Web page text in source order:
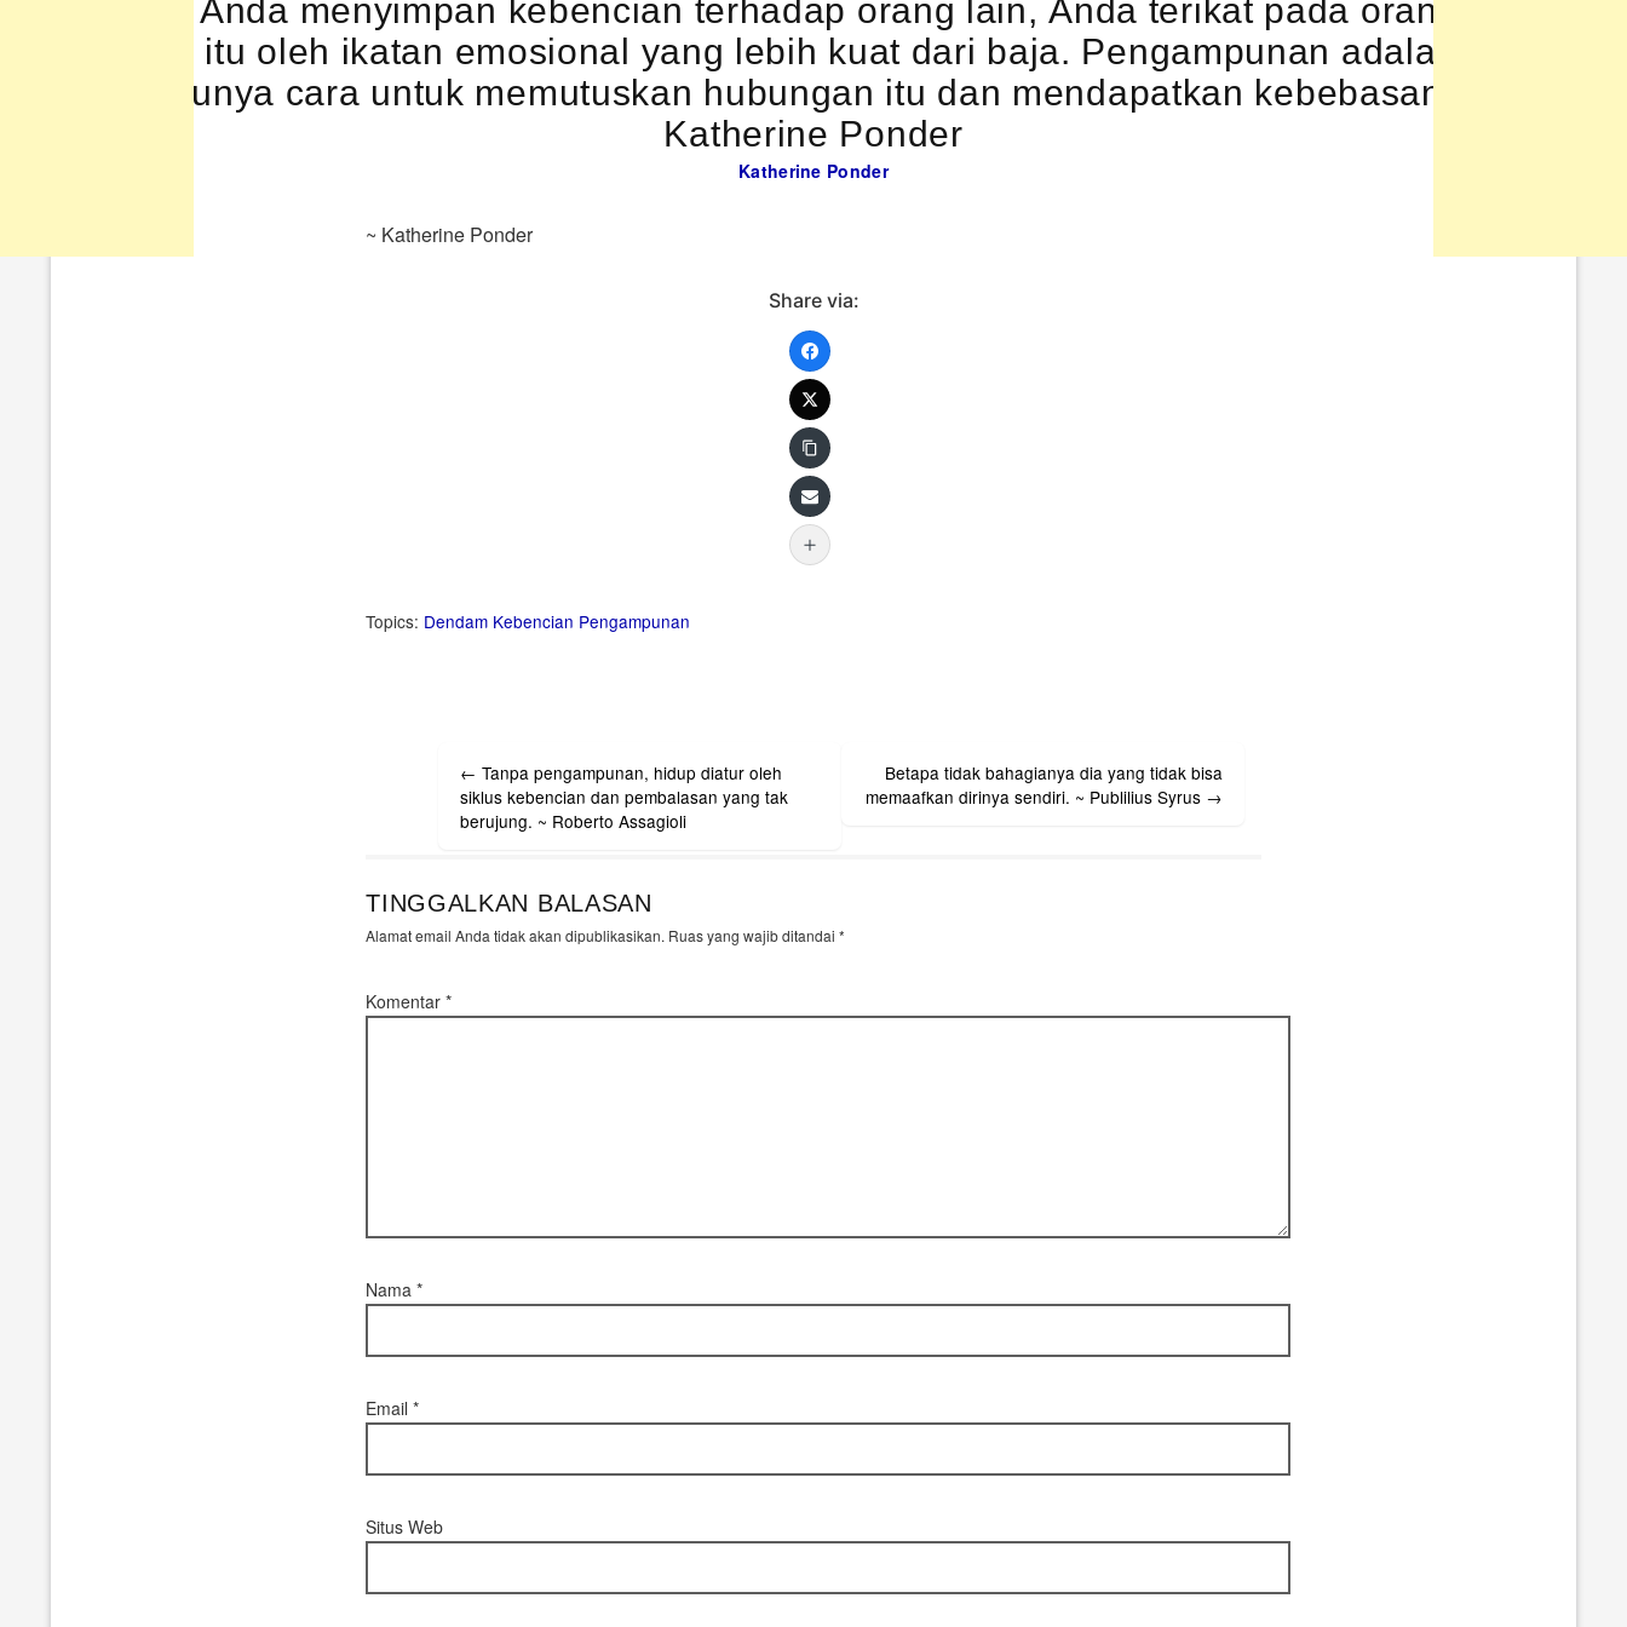
Ketika Anda menyimpan kebencian terhadap orang lain, Anda terikat pada orang atau
kondisi itu oleh ikatan emosional yang lebih kuat dari baja. Pengampunan adalah satu-
satunya cara untuk memutuskan hubungan itu dan mendapatkan kebebasan. ~
Katherine Ponder
Katherine Ponder
~ Katherine Ponder
Share via:
Topics: Dendam Kebencian Pengampunan
navigation
← Tanpa pengampunan, hidup diatur oleh
siklus kebencian dan pembalasan yang tak
berujung. ~ Roberto Assagioli
Betapa tidak bahagianya dia yang tidak bisa
memaafkan dirinya sendiri. ~ Publilius Syrus →
TINGGALKAN BALASAN
Alamat email Anda tidak akan dipublikasikan. Ruas yang wajib ditandai*
Komentar*
Nama*
Email*
Situs Web